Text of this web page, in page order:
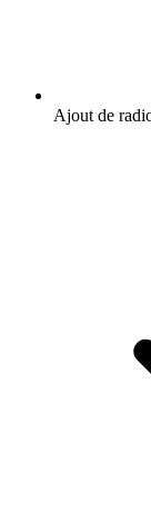
Ajout de